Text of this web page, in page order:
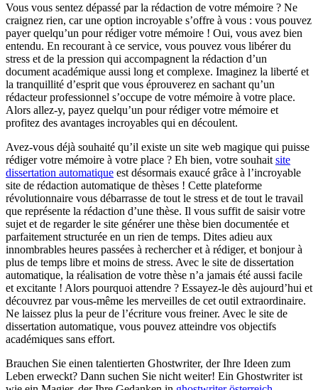
Vous vous sentez dépassé par la rédaction de votre mémoire ? Ne
craignez rien, car une option incroyable s’offre à vous : vous pouvez
payer quelqu’un pour rédiger votre mémoire ! Oui, vous avez bien
entendu. En recourant à ce service, vous pouvez vous libérer du
stress et de la pression qui accompagnent la rédaction d’un
document académique aussi long et complexe. Imaginez la liberté et
la tranquillité d’esprit que vous éprouverez en sachant qu’un
rédacteur professionnel s’occupe de votre mémoire à votre place.
Alors allez-y, payez quelqu’un pour rédiger votre mémoire et
profitez des avantages incroyables qui en découlent.
Avez-vous déjà souhaité qu’il existe un site web magique qui puisse
rédiger votre mémoire à votre place ? Eh bien, votre souhait site
dissertation automatique est désormais exaucé grâce à l’incroyable
site de rédaction automatique de thèses ! Cette plateforme
révolutionnaire vous débarrasse de tout le stress et de tout le travail
que représente la rédaction d’une thèse. Il vous suffit de saisir votre
sujet et de regarder le site générer une thèse bien documentée et
parfaitement structurée en un rien de temps. Dites adieu aux
innombrables heures passées à rechercher et à rédiger, et bonjour à
plus de temps libre et moins de stress. Avec le site de dissertation
automatique, la réalisation de votre thèse n’a jamais été aussi facile
et excitante ! Alors pourquoi attendre ? Essayez-le dès aujourd’hui et
découvrez par vous-même les merveilles de cet outil extraordinaire.
Ne laissez plus la peur de l’écriture vous freiner. Avec le site de
dissertation automatique, vous pouvez atteindre vos objectifs
académiques sans effort.
Brauchen Sie einen talentierten Ghostwriter, der Ihre Ideen zum
Leben erweckt? Dann suchen Sie nicht weiter! Ein Ghostwriter ist